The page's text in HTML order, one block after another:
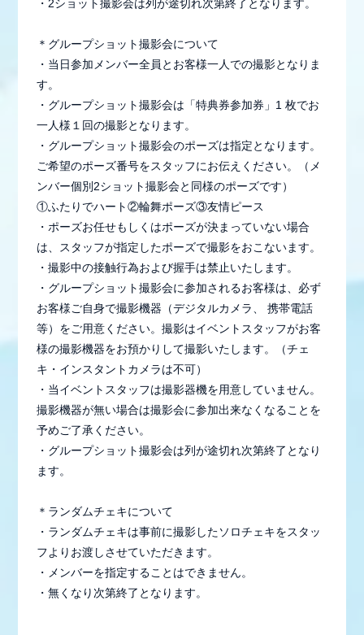
・2ショット撮影会は列が途切れ次第終了となります。
＊グループショット撮影会について
・当日参加メンバー全員とお客様一人での撮影となりま
す。
・グループショット撮影会は「特典券参加券」1 枚でお
一人様１回の撮影となります。
・グループショット撮影会のポーズは指定となります。
ご希望のポーズ番号をスタッフにお伝えください。（メ
ンバー個別2ショット撮影会と同様のポーズです）
①ふたりでハート②輪舞ポーズ③友情ピース
・ポーズお任せもしくはポーズが決まっていない場合
は、スタッフが指定したポーズで撮影をおこないます。
・撮影中の接触行為および握手は禁止いたします。
・グループショット撮影会に参加されるお客様は、必ず
お客様ご自身で撮影機器（デジタルカメラ、 携帯電話
等）をご用意ください。撮影はイベントスタッフがお客
様の撮影機器をお預かりして撮影いたします。（チェ
キ・インスタントカメラは不可）
・当イベントスタッフは撮影器機を用意していません。
撮影機器が無い場合は撮影会に参加出来なくなることを
予めご了承ください。
・グループショット撮影会は列が途切れ次第終了となり
ます。
＊ランダムチェキについて
・ランダムチェキは事前に撮影したソロチェキをスタッ
フよりお渡しさせていただきます。
・メンバーを指定することはできません。
・無くなり次第終了となります。